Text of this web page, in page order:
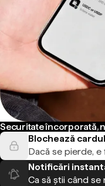
Securitate încorporată,
Blochează
Dacă se pierde,
Notificări
Ca să știi când se